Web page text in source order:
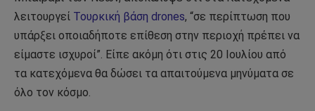
λειτουργεί Τουρκική βάση drones, “σε περίπτωση που
υπάρξει οποιαδήποτε επίθεση στην περιοχή πρέπει να
είμαστε ισχυροί”. Είπε ακόμη ότι στις 20 Ιουλίου από
τα κατεχόμενα θα δώσει τα απαιτούμενα μηνύματα σε
όλο τον κόσμο.